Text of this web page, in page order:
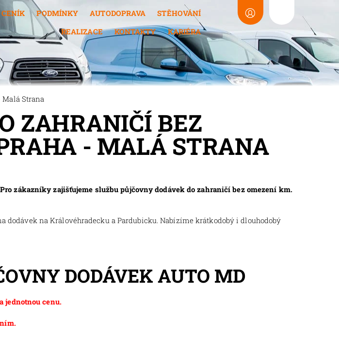
PODMÍNKY AUTODOPRAVA
STĚHOVÁNÍ
REALIZACE
KONTAKTY KARIÉRA
Strana
ZAHRANIČÍ BEZ
- MALÁ STRANA
zákazníky zajišťujeme službu půjčovny dodávek do zahraničí bez omezení km.
na Královéhradecku a Pardubicku. Nabízíme krátkodobý i dlouhodobý
DODÁVEK AUTO MD
jednotnou cenu.